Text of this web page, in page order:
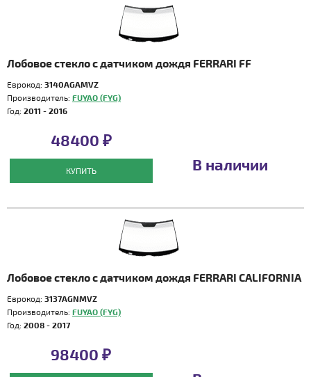
Лобовое стекло с датчиком дождя FERRARI FF
Еврокод: 3140AGAMVZ
Производитель: FUYAO (FYG)
Год: 2011 - 2016
48400 ₽
КУПИТЬ В наличии
Лобовое стекло с датчиком дождя FERRARI CALIFORNIA
Еврокод: 3137AGNMVZ
Производитель: FUYAO (FYG)
Год: 2008 - 2017
98400 ₽